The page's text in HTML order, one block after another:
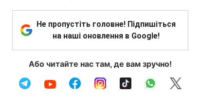
Не пропустіть головне! Підпишіться
на наші оновлення в Google!
Або читайте нас там, де вам зручно!